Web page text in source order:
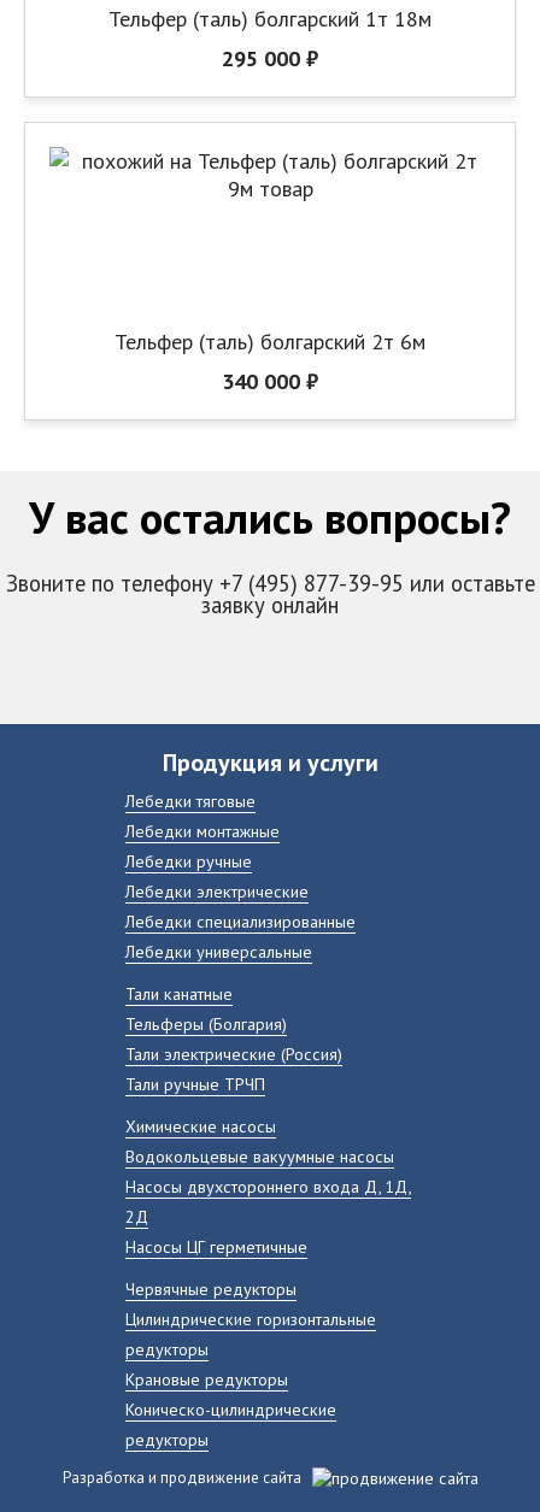
Тельфер (таль) болгарский 1т 18м
295 000 ₽
Тельфер (таль) болгарский 2т 6м
340 000 ₽
У вас остались вопросы?
Звоните по телефону +7 (495) 877-39-95 или оставьте
заявку онлайн
Продукция и услуги
Лебедки тяговые
Лебедки монтажные
Лебедки ручные
Лебедки электрические
Лебедки специализированные
Лебедки универсальные
Тали канатные
Тельферы (Болгария)
Тали электрические (Россия)
Тали ручные ТРЧП
Химические насосы
Водокольцевые вакуумные насосы
Насосы двухстороннего входа Д, 1Д,
2Д
Насосы ЦГ герметичные
Червячные редукторы
Цилиндрические горизонтальные
редукторы
Крановые редукторы
Коническо-цилиндрические
редукторы
Разработка и продвижение сайта